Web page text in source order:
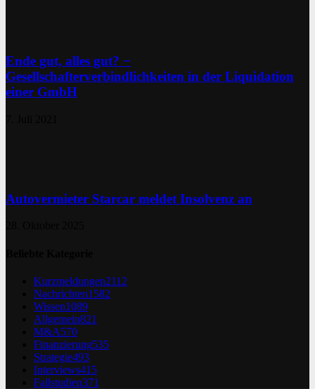
Ende gut, alles gut? −
Gesellschafterverbindlichkeiten in der Liquidation
einer GmbH
Autovermieter Starcar meldet Insolvenz an
Kurzmeldungen2112
Nachrichten1582
Wissen1089
Allgemein821
M&A570
Finanzierung535
Strategie493
Interviews415
Fallstudien371